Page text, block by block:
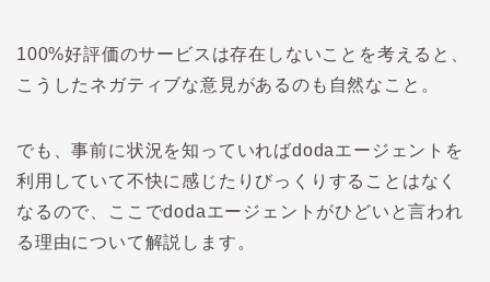
100%好評価のサービスは存在しないことを考えると、
こうしたネガティブな意見があるのも自然なこと。
でも、事前に状況を知っていればdodaエージェントを
利用していて不快に感じたりびっくりすることはなく
なるので、ここでdodaエージェントがひどいと言われ
る理由について解説します。